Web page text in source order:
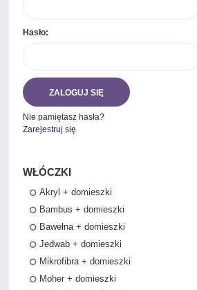
Hasło:
ZALOGUJ SIĘ
Nie pamiętasz hasła?
Zarejestruj się
WŁÓCZKI
Akryl + domieszki
Bambus + domieszki
Bawełna + domieszki
Jedwab + domieszki
Mikrofibra + domieszki
Moher + domieszki